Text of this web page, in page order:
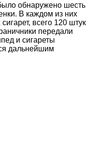
обнаружено шесть
В каждом из них
всего 120 штук
передали
и сигареты
дальнейшим